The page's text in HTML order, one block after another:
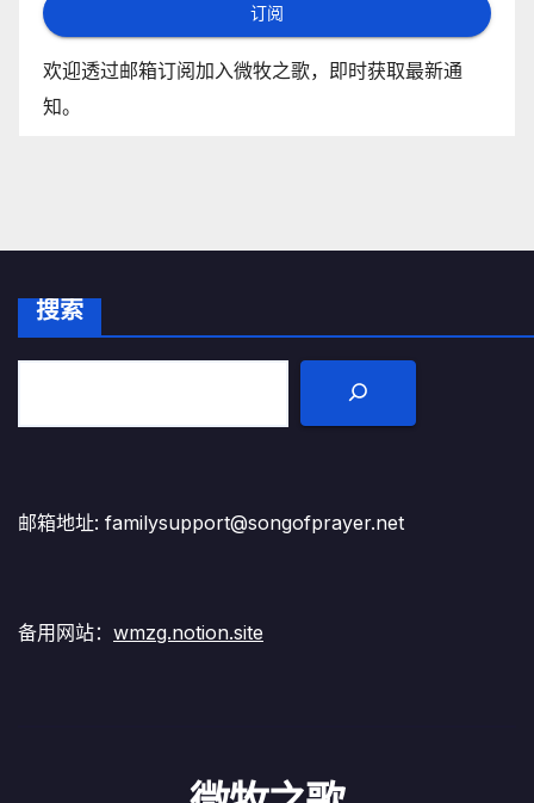
订阅
欢迎透过邮箱订阅加入微牧之歌，即时获取最新通
知。
搜索
邮箱地址: familysupport@songofprayer.net
备用网站： wmzg.notion.site